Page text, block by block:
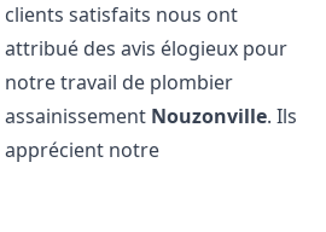
clients satisfaits nous ont
attribué des avis élogieux pour
notre travail de plombier
assainissement Nouzonville. Ils
apprécient notre